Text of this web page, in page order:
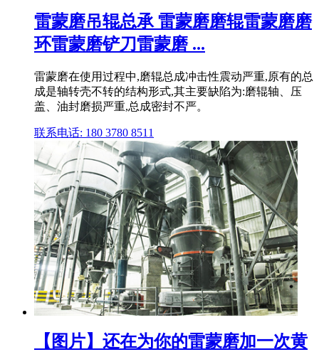
雷蒙磨吊辊总承 雷蒙磨磨辊雷蒙磨磨
环雷蒙磨铲刀雷蒙磨 ...
雷蒙磨在使用过程中,磨辊总成冲击性震动严重,原有的总
成是轴转壳不转的结构形式,其主要缺陷为:磨辊轴、压
盖、油封磨损严重,总成密封不严。
联系电话: 180 3780 8511
【图片】还在为你的雷蒙磨加一次黄